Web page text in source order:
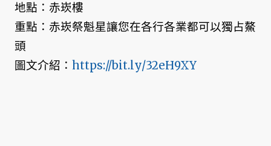
地點：赤崁樓
重點：赤崁祭魁星讓您在各行各業都可以獨占鰲
頭
圖文介紹： https://bit.ly/32eH9XY